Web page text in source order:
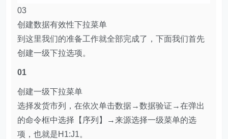
03
创建数据有效性下拉菜单
到这里我们的准备工作就全部完成了，下面我们首先
创建一级下拉选项。
01
创建一级下拉菜单
选择发货市列，在依次单击数据→数据验证→在弹出
的命令框中选择【序列】→来源选择一级菜单的选
项，也就是H1:J1。